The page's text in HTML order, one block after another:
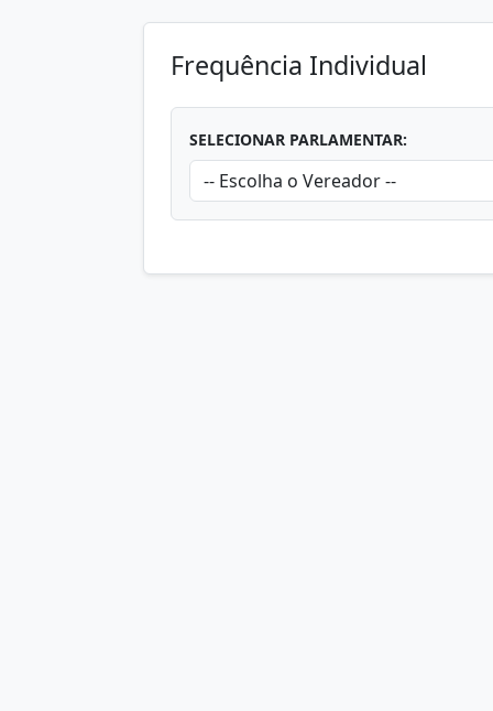
Frequência Individual
SELECIONAR PARLAMENTAR: